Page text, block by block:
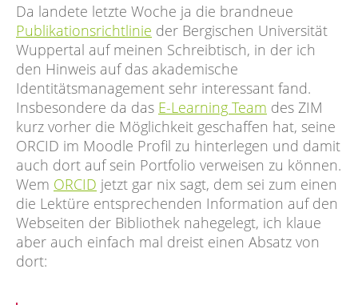
Da landete letzte Woche ja die brandneue
Publikationsrichtlinie der Bergischen Universität
Wuppertal auf meinen Schreibtisch, in der ich
den Hinweis auf das akademische
Identitätsmanagement sehr interessant fand.
Insbesondere da das E-Learning Team des ZIM
kurz vorher die Möglichkeit geschaffen hat, seine
ORCID im Moodle Profil zu hinterlegen und damit
auch dort auf sein Portfolio verweisen zu können.
Wem ORCID jetzt gar nix sagt, dem sei zum einen
die Lektüre entsprechenden Information auf den
Webseiten der Bibliothek nahegelegt, ich klaue
aber auch einfach mal dreist einen Absatz von
dort: